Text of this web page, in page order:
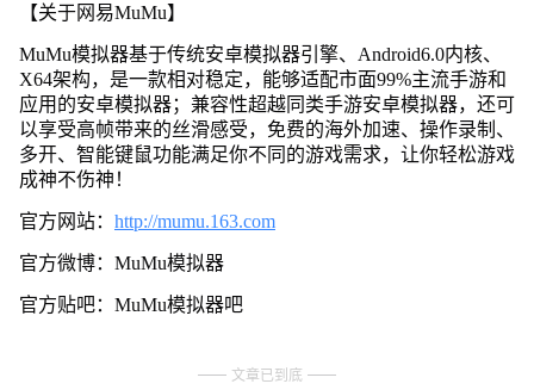
【关于网易MuMu】
MuMu模拟器基于传统安卓模拟器引擎、Android6.0内核、
X64架构，是一款相对稳定，能够适配市面99%主流手游和
应用的安卓模拟器；兼容性超越同类手游安卓模拟器，还可
以享受高帧带来的丝滑感受，免费的海外加速、操作录制、
多开、智能键鼠功能满足你不同的游戏需求，让你轻松游戏
成神不伤神！
官方网站： http://mumu.163.com
官方微博：MuMu模拟器
官方贴吧：MuMu模拟器吧
文章已到底